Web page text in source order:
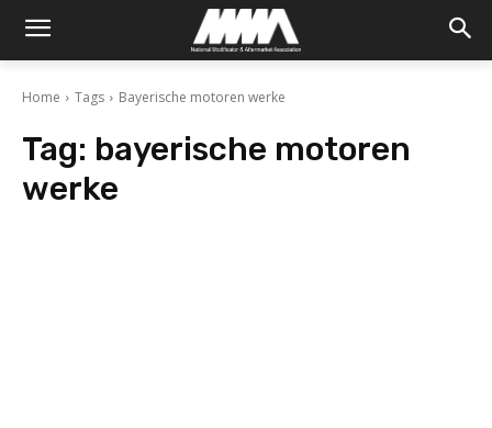
Home Tags Bayerische motoren werke
Tag: bayerische motoren
werke